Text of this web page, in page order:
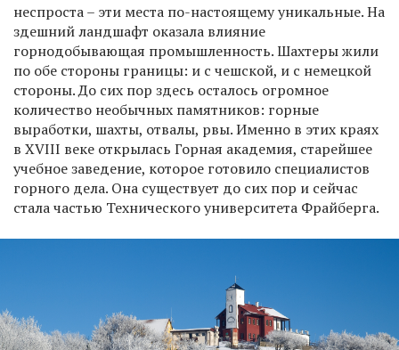
неспроста – эти места по-настоящему уникальные. На
здешний ландшафт оказала влияние
горнодобывающая промышленность. Шахтеры жили
по обе стороны границы: и с чешской, и с немецкой
стороны. До сих пор здесь осталось огромное
количество необычных памятников: горные
выработки, шахты, отвалы, рвы. Именно в этих краях
в XVIII веке открылась Горная академия, старейшее
учебное заведение, которое готовило специалистов
горного дела. Она существует до сих пор и сейчас
стала частью Технического университета Фрайберга.